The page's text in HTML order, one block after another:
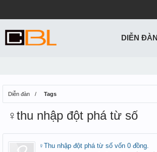
Diễn đàn Tags
♀️thu nhập đột phá từ số
♀️Thu nhập đột phá từ số vốn 0 đồng.
DIỄN ĐÀN